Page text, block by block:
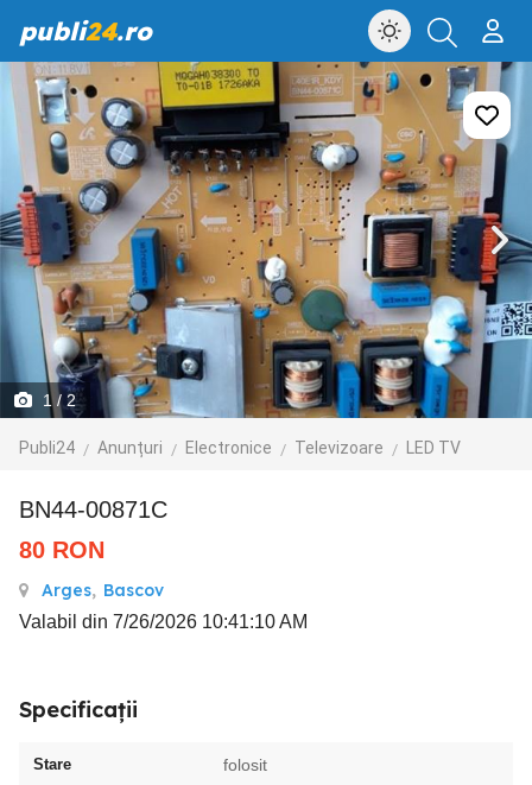
publi24.ro
1/ 2
Publi24 Anunțuri Electronice Televizoare LED TV
BN44-00871C
80 RON
Arges, Bascov
Valabil din 7/26/2026 10:41:10 AM
Specificații
Stare folosit